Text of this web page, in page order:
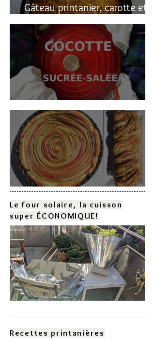
Gâteau printanier, carotte et
rhubarbe
Cocotte sucrée-salée
Deux gâteaux à la rhubarbe
Le four solaire, la cuisson
super ÉCONOMIQUE!
Comment choisir son four
solaire?
Recettes printanières